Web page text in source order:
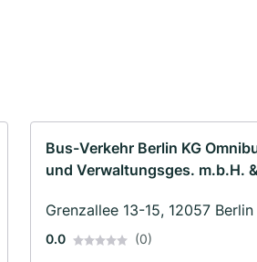
Bus-Verkehr Berlin KG
und Verwaltungsges. m.b.H.
Grenzallee 13-15, 12057 Berlin
0.0 (0)